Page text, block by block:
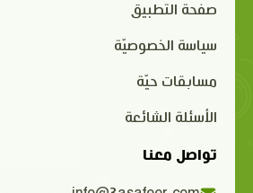
صفحة التطبيق
سياسة الخصوصيّة
مسابقات حيّة
الأسئلة الشائعة
تواصل معنا